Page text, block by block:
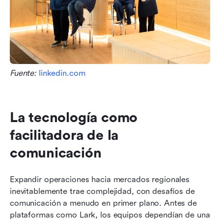
Fuente: linkedin.com
La tecnología como
facilitadora de la
comunicación
Expandir operaciones hacia mercados regionales
inevitablemente trae complejidad, con desafíos de
comunicación a menudo en primer plano. Antes de
plataformas como Lark, los equipos dependían de una